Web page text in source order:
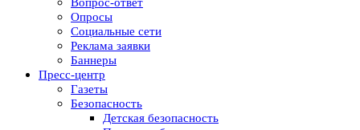
Вопрос-ответ
Опросы
Социальные сети
Реклама заявки
Баннеры
Пресс-центр
Газеты
Безопасность
Детская безопасность